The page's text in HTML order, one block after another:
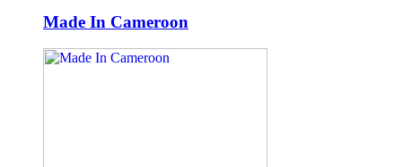
Made In Cameroon